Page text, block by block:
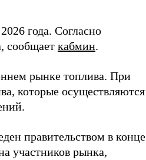
года. Согласно
сообщает кабмин.
рынке топлива. При
которые осуществляются
правительством в конце
участников рынка,